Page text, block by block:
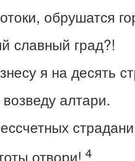
обрушатся
славный град?!
я на десять
алтари.
отвори! 4